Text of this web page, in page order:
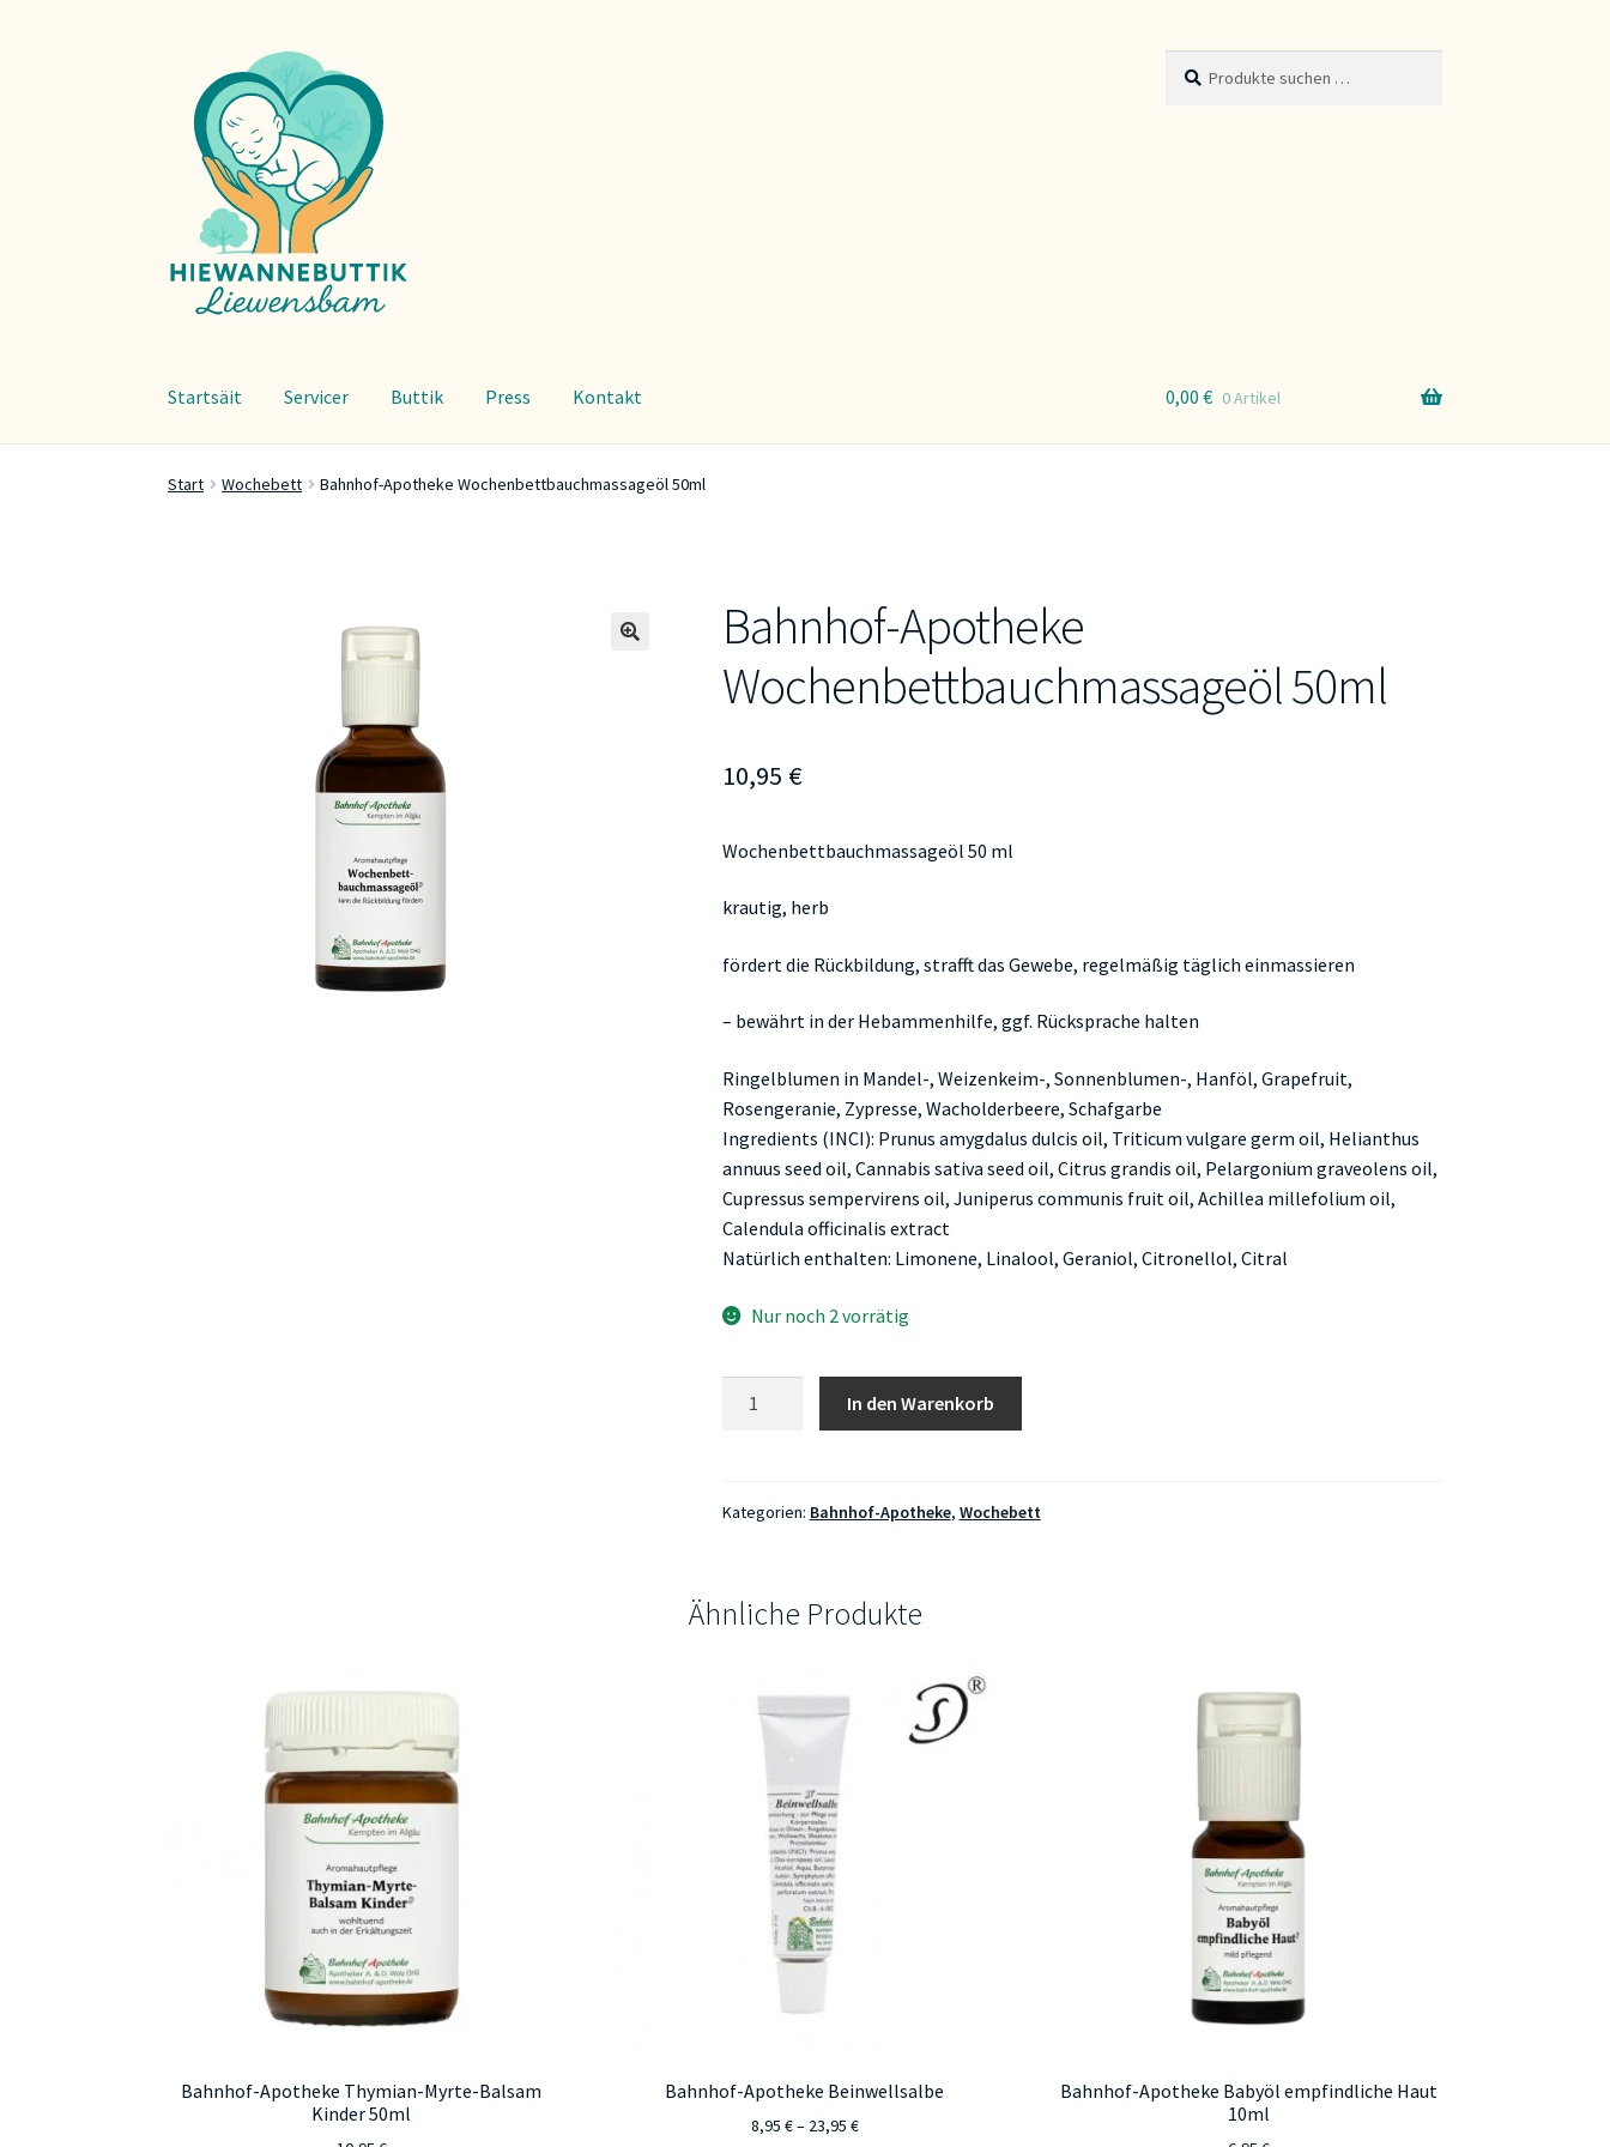
Navigation
springen
Inhalt
springen
nach:
Startsäit Servicer Buttik Press Kontakt 0,00 € 0 Artikel
Start Wochebett Bahnhof-Apotheke Wochenbettbauchmassageöl 50ml
Bahnhof-Apotheke
Wochenbettbauchmassageöl 50ml
10,95 €
Wochenbettbauchmassageöl 50 ml
krautig, herb
fördert die Rückbildung, strafft das Gewebe, regelmäßig täglich einmassieren
– bewährt in der Hebammenhilfe, ggf. Rücksprache halten
Ringelblumen in Mandel-, Weizenkeim-, Sonnenblumen-, Hanföl, Grapefruit,
Rosengeranie, Zypresse, Wacholderbeere, Schafgarbe
Ingredients (INCI): Prunus amygdalus dulcis oil, Triticum vulgare germ oil, Helianthus
annuus seed oil, Cannabis sativa seed oil, Citrus grandis oil, Pelargonium graveolens oil,
Cupressus sempervirens oil, Juniperus communis fruit oil, Achillea millefolium oil,
Calendula officinalis extract
Natürlich enthalten: Limonene, Linalool, Geraniol, Citronellol, Citral
Nur noch 2 vorrätig
Menge
In den Warenkorb
Kategorien: Bahnhof-Apotheke, Wochebett
Ähnliche Produkte
Bahnhof-Apotheke Thymian-Myrte-Balsam
Kinder 50ml
Bahnhof-Apotheke Beinwellsalbe
8,95 €– 23,95 €Preisspanne:
Bahnhof-Apotheke Babyöl empfindliche Haut
10ml